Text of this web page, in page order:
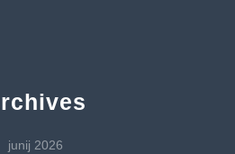
junij 2026